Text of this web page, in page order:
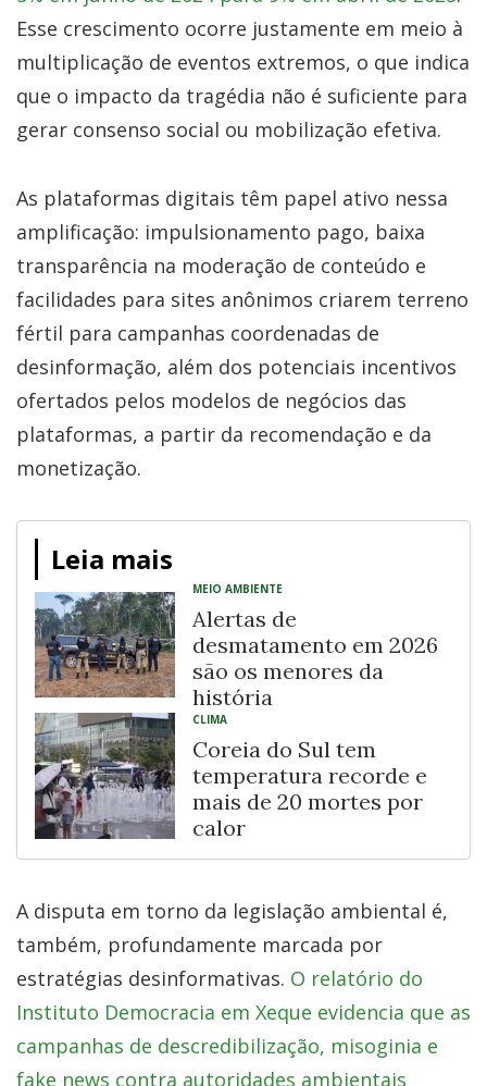
Esse crescimento ocorre justamente em meio à
multiplicação de eventos extremos, o que indica
que o impacto da tragédia não é suficiente para
gerar consenso social ou mobilização efetiva.
As plataformas digitais têm papel ativo nessa
amplificação: impulsionamento pago, baixa
transparência na moderação de conteúdo e
facilidades para sites anônimos criarem terreno
fértil para campanhas coordenadas de
desinformação, além dos potenciais incentivos
ofertados pelos modelos de negócios das
plataformas, a partir da recomendação e da
monetização.
Leia mais
MEIO AMBIENTE
Alertas de
desmatamento em 2026
são os menores da
história
CLIMA
Coreia do Sul tem
temperatura recorde e
mais de 20 mortes por
calor
A disputa em torno da legislação ambiental é,
também, profundamente marcada por
estratégias desinformativas. O relatório do
Instituto Democracia em Xeque evidencia que as
campanhas de descredibilização, misoginia e
fake news contra autoridades ambientais